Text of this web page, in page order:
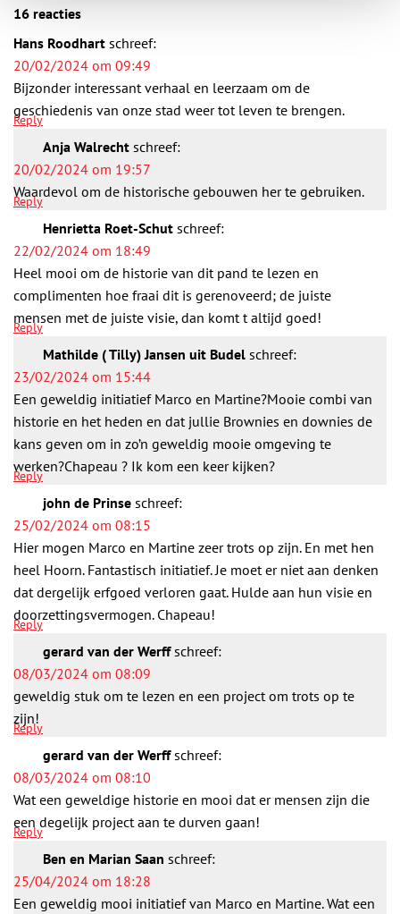
16 reacties
Hans Roodhart schreef:
20/02/2024 om 09:49
Bijzonder interessant verhaal en leerzaam om de
geschiedenis van onze stad weer tot leven te brengen.
Reply
Anja Walrecht schreef:
20/02/2024 om 19:57
Waardevol om de historische gebouwen her te gebruiken.
Reply
Henrietta Roet-Schut schreef:
22/02/2024 om 18:49
Heel mooi om de historie van dit pand te lezen en
complimenten hoe fraai dit is gerenoveerd; de juiste
mensen met de juiste visie, dan komt t altijd goed!
Reply
Mathilde ( Tilly) Jansen uit Budel schreef:
23/02/2024 om 15:44
Een geweldig initiatief Marco en Martine?Mooie combi van
historie en het heden en dat jullie Brownies en downies de
kans geven om in zo’n geweldig mooie omgeving te
werken?Chapeau ? Ik kom een keer kijken?
Reply
john de Prinse schreef:
25/02/2024 om 08:15
Hier mogen Marco en Martine zeer trots op zijn. En met hen
heel Hoorn. Fantastisch initiatief. Je moet er niet aan denken
dat dergelijk erfgoed verloren gaat. Hulde aan hun visie en
doorzettingsvermogen. Chapeau!
Reply
gerard van der Werff schreef:
08/03/2024 om 08:09
geweldig stuk om te lezen en een project om trots op te
zijn!
Reply
gerard van der Werff schreef:
08/03/2024 om 08:10
Wat een geweldige historie en mooi dat er mensen zijn die
een degelijk project aan te durven gaan!
Reply
Ben en Marian Saan schreef:
25/04/2024 om 18:28
Een geweldig mooi initiatief van Marco en Martine. Wat een